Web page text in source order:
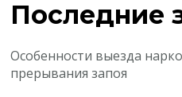
Последние
Особенности выезда
прерывания запоя